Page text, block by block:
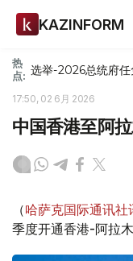
KAZINFORM
热
点: 选举-2026总统府
17:50, 02 6月 2026
中国香港至阿
（哈萨克国际通讯社
季度开通香港-阿拉